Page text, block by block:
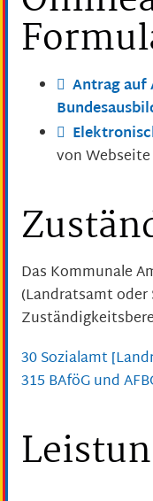
Antrag auf
von
Das Kommunale
(Landratsamt
30 Sozialamt
315 BAföG und